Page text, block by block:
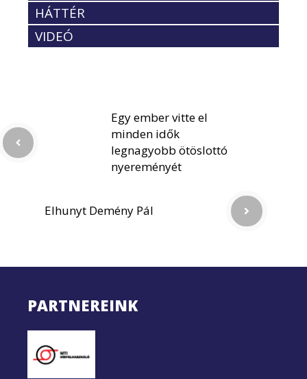
HÁTTÉR
VIDEÓ
Egy ember vitte el
minden idők
legnagyobb ötöslottó
nyereményét
Elhunyt Demény Pál
PARTNEREINK